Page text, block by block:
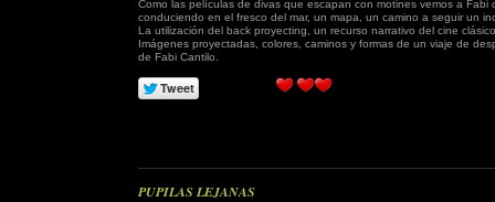
Como las películas de divas que escapan con motines vemos a
conduciendo en el fresco del mar, un mapa, un camino a seguir un
La utilización del back proyecting, un recurso narrativo del cine
Imágenes proyectadas, colores, caminos y formas de un viaje de
de Fabi Cantilo.
PUPILAS LEJANAS